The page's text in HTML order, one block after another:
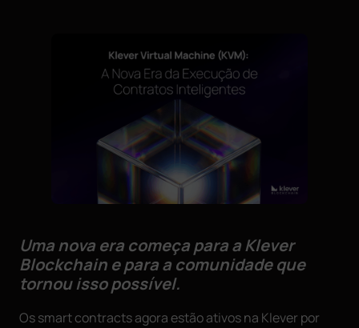
Uma nova era começa para a Klever
Blockchain e para a comunidade que
tornou isso possível.
Os smart contracts agora estão ativos na Klever por